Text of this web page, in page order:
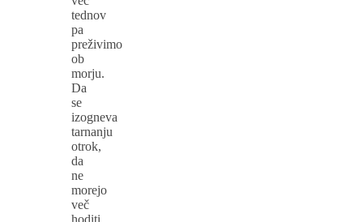
tednov
pa
preživimo
ob
morju.
Da
se
izogneva
tarnanju
otrok,
da
ne
morejo
več
hoditi